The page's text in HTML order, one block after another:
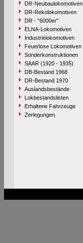
DR-Neubaulokomotiven
DR-Rekolokomotiven
DR - "6000er"
ELNA-Lokomotiven
Industrielokomotiven
Feuerlose Lokomotiven
Sonderkonstruktionen
SAAR (1920 - 1935)
DB-Bestand 1968
DR-Bestand 1970
Auslandsbestände
Lokbestandslisten
Erhaltene Fahrzeuge
Zerlegungen